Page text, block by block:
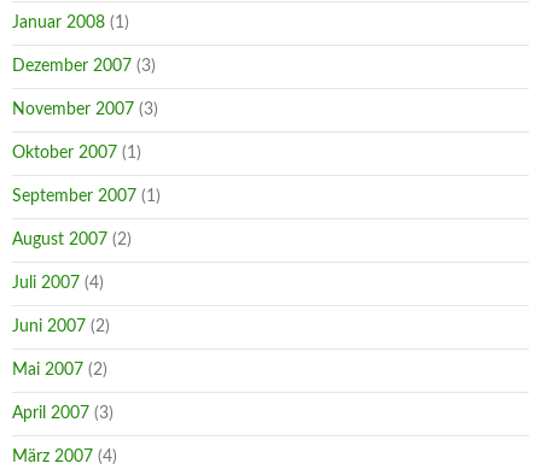
Januar 2008 (1)
Dezember 2007 (3)
November 2007 (3)
Oktober 2007 (1)
September 2007 (1)
August 2007 (2)
Juli 2007 (4)
Juni 2007 (2)
Mai 2007 (2)
April 2007 (3)
März 2007 (4)